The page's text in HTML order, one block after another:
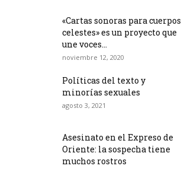
«Cartas sonoras para cuerpos
celestes» es un proyecto que
une voces...
noviembre 12, 2020
Políticas del texto y
minorías sexuales
agosto 3, 2021
Asesinato en el Expreso de
Oriente: la sospecha tiene
muchos rostros